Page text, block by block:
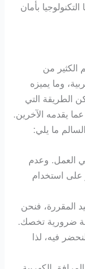
بأمان
الكثير من
وما يميزه
الطريقة التي
يقدمه الآخرين.
ما يلي:
في العمل. وعدم
استخدام
المقررة، فنحن
ضرورية تخصك.
فيه، لذا